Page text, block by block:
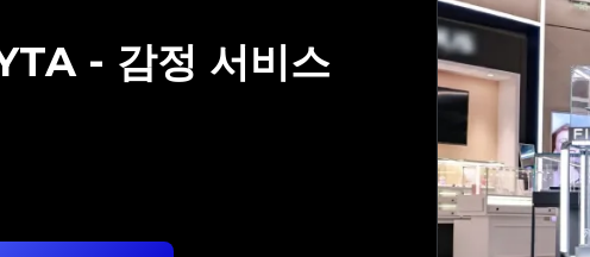
- 감정 서비스